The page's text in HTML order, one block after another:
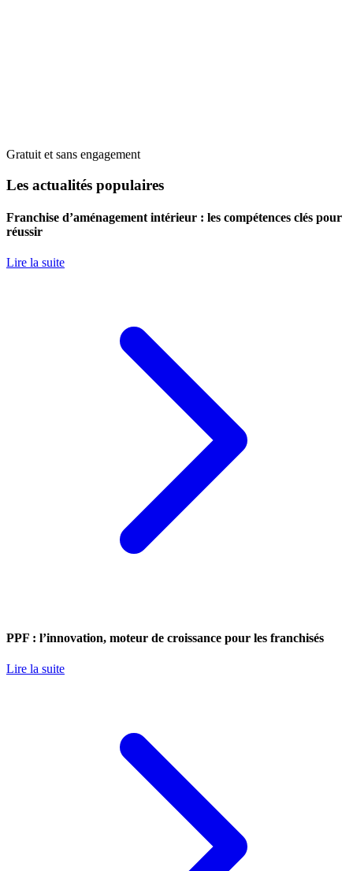
Gratuit et sans engagement
Les actualités populaires
Franchise d’aménagement intérieur : les compétences clés pour
réussir
Lire la suite
PPF : l’innovation, moteur de croissance pour les franchisés
Lire la suite